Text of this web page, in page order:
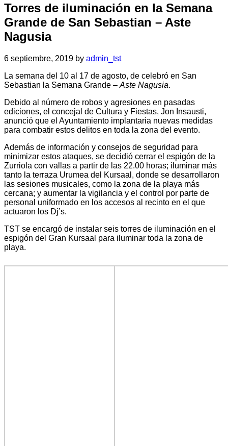
Torres de iluminación en la Semana
Grande de San Sebastian – Aste
Nagusia
6 septiembre, 2019 by admin_tst
La semana del 10 al 17 de agosto, de celebró en San
Sebastian la Semana Grande – Aste Nagusia.
Debido al número de robos y agresiones en pasadas
ediciones, el concejal de Cultura y Fiestas, Jon Insausti,
anunció que el Ayuntamiento implantaria nuevas medidas
para combatir estos delitos en toda la zona del evento.
Además de información y consejos de seguridad para
minimizar estos ataques, se decidió cerrar el espigón de la
Zurriola con vallas a partir de las 22.00 horas; iluminar más
tanto la terraza Urumea del Kursaal, donde se desarrollaron
las sesiones musicales, como la zona de la playa más
cercana; y aumentar la vigilancia y el control por parte de
personal uniformado en los accesos al recinto en el que
actuaron los Dj’s.
TST se encargó de instalar seis torres de iluminación en el
espigón del Gran Kursaal para iluminar toda la zona de
playa.